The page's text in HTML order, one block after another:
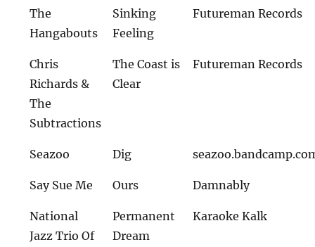
The
Hangabouts
Sinking
Feeling
Futureman Records
Chris
Richards &
The
Subtractions
The Coast is
Clear
Futureman Records
Seazoo Dig
Say Sue Me Ours Damnably
National
Jazz Trio Of
Permanent
Dream
Karaoke Kalk